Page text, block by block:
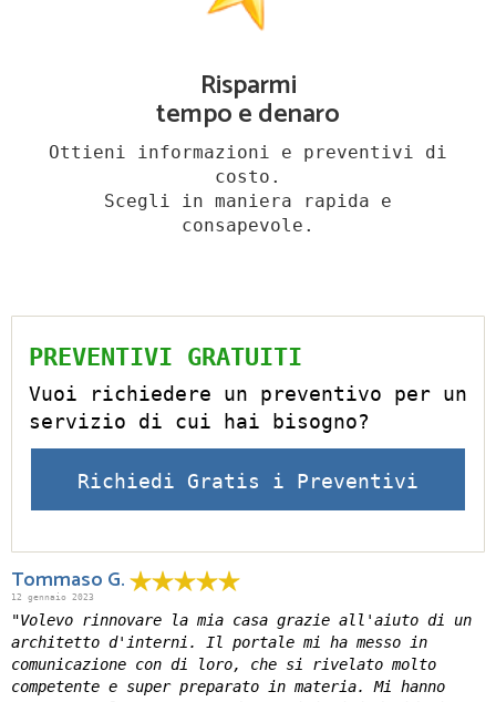
Risparmi
tempo e denaro
Ottieni informazioni e preventivi di
costo.
Scegli in maniera rapida e
consapevole.
PREVENTIVI GRATUITI
Vuoi richiedere un preventivo per un
servizio di cui hai bisogno?
Richiedi Gratis i Preventivi
Tommaso G.
12 gennaio 2023
"Volevo rinnovare la mia casa grazie all'aiuto di un
architetto d'interni. Il portale mi ha messo in
comunicazione con di loro, che si rivelato molto
competente e super preparato in materia. Mi hanno